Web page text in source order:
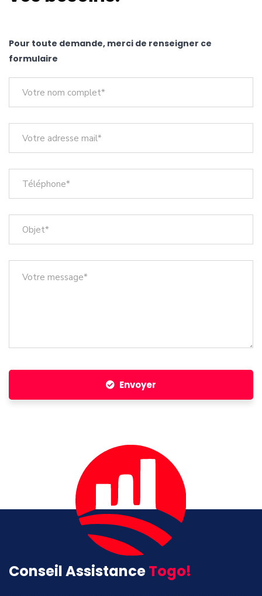
Pour toute demande, merci de renseigner ce
formulaire
Envoyer
Conseil AssistanceTogo!